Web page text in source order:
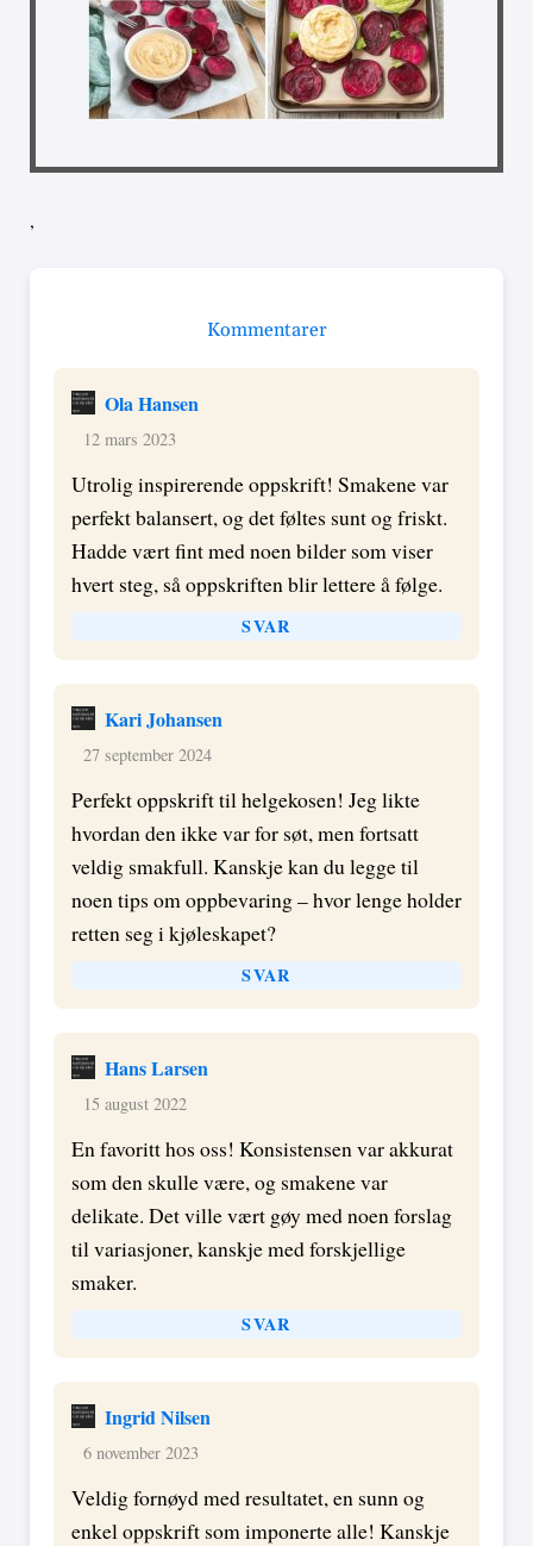
,
Kommentarer
Ola Hansen
12 mars 2023
Utrolig inspirerende oppskrift! Smakene var
perfekt balansert, og det føltes sunt og friskt.
Hadde vært fint med noen bilder som viser
hvert steg, så oppskriften blir lettere å følge.
SVAR
Kari Johansen
27 september 2024
Perfekt oppskrift til helgekosen! Jeg likte
hvordan den ikke var for søt, men fortsatt
veldig smakfull. Kanskje kan du legge til
noen tips om oppbevaring – hvor lenge holder
retten seg i kjøleskapet?
SVAR
Hans Larsen
15 august 2022
En favoritt hos oss! Konsistensen var akkurat
som den skulle være, og smakene var
delikate. Det ville vært gøy med noen forslag
til variasjoner, kanskje med forskjellige
smaker.
SVAR
Ingrid Nilsen
6 november 2023
Veldig fornøyd med resultatet, en sunn og
enkel oppskrift som imponerte alle! Kanskje